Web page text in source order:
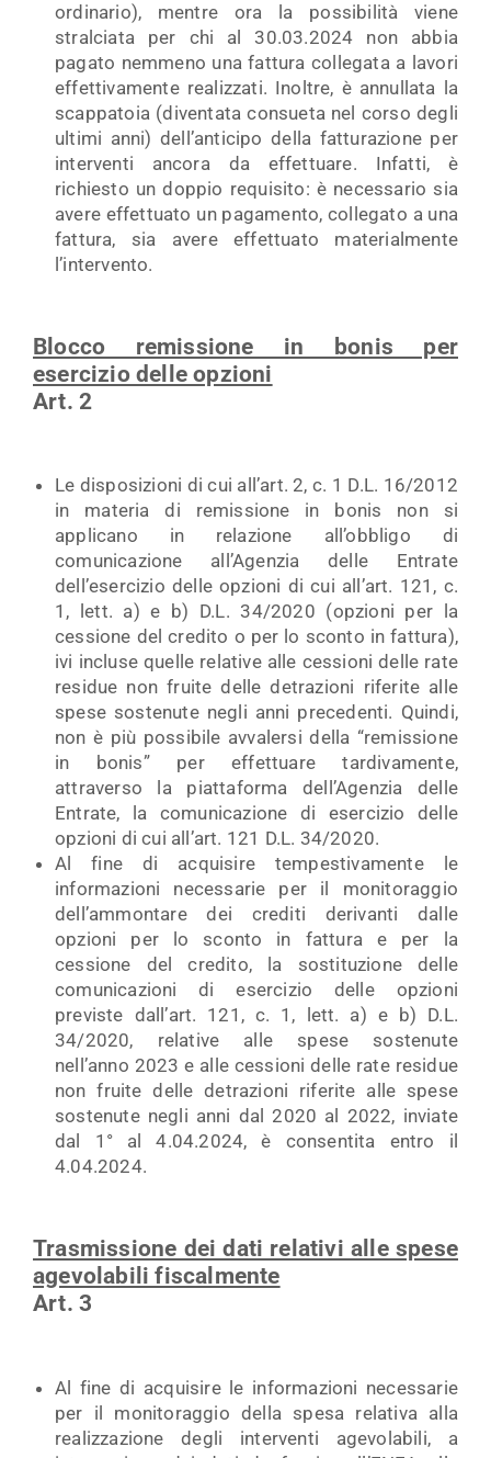
ordinario), mentre ora la possibilità viene
stralciata per chi al 30.03.2024 non abbia
pagato nemmeno una fattura collegata a lavori
effettivamente realizzati. Inoltre, è annullata la
scappatoia (diventata consueta nel corso degli
ultimi anni) dell’anticipo della fatturazione per
interventi ancora da effettuare. Infatti, è
richiesto un doppio requisito: è necessario sia
avere effettuato un pagamento, collegato a una
fattura, sia avere effettuato materialmente
l’intervento.
Blocco remissione in bonis per
esercizio delle opzioni
Art. 2
Le disposizioni di cui all’art. 2, c. 1 D.L. 16/2012
in materia di remissione in bonis non si
applicano in relazione all’obbligo di
comunicazione all’Agenzia delle Entrate
dell’esercizio delle opzioni di cui all’art. 121, c.
1, lett. a) e b) D.L. 34/2020 (opzioni per la
cessione del credito o per lo sconto in fattura),
ivi incluse quelle relative alle cessioni delle rate
residue non fruite delle detrazioni riferite alle
spese sostenute negli anni precedenti. Quindi,
non è più possibile avvalersi della “remissione
in bonis” per effettuare tardivamente,
attraverso la piattaforma dell’Agenzia delle
Entrate, la comunicazione di esercizio delle
opzioni di cui all’art. 121 D.L. 34/2020.
Al fine di acquisire tempestivamente le
informazioni necessarie per il monitoraggio
dell’ammontare dei crediti derivanti dalle
opzioni per lo sconto in fattura e per la
cessione del credito, la sostituzione delle
comunicazioni di esercizio delle opzioni
previste dall’art. 121, c. 1, lett. a) e b) D.L.
34/2020, relative alle spese sostenute
nell’anno 2023 e alle cessioni delle rate residue
non fruite delle detrazioni riferite alle spese
sostenute negli anni dal 2020 al 2022, inviate
dal 1° al 4.04.2024, è consentita entro il
4.04.2024.
Trasmissione dei dati relativi alle spese
agevolabili fiscalmente
Art. 3
Al fine di acquisire le informazioni necessarie
per il monitoraggio della spesa relativa alla
realizzazione degli interventi agevolabili, a